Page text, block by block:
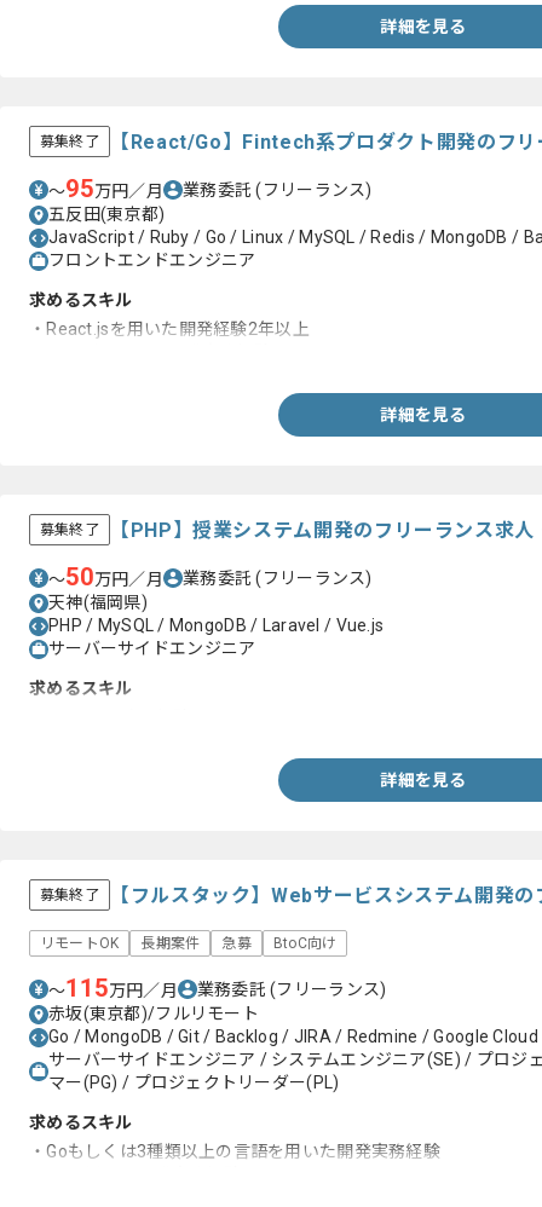
詳細を見る
募集終了 【React/Go】Fintech系プロダクト開発のフ
〜95万円／月 業務委託(フリーランス)
五反田(東京都)
JavaScript / Ruby / Go / Linux / MySQL / Redis / MongoDB /
フロントエンドエンジニア
求めるスキル
・React.jsを用いた開発経験2年以上
詳細を見る
募集終了 【PHP】授業システム開発のフリーランス求人
〜50万円／月 業務委託(フリーランス)
天神(福岡県)
PHP / MySQL / MongoDB / Laravel / Vue.js
サーバーサイドエンジニア
求めるスキル
詳細を見る
募集終了 【フルスタック】Webサービスシステム開発
リモートOK 長期案件 急募 BtoC向け
〜115万円／月 業務委託(フリーランス)
赤坂(東京都)/フルリモート
Go / MongoDB / Git / Backlog / JIRA / Redmine / Google
サーバーサイドエンジニア / システムエンジニア(SE) / プロジ
マー(PG) / プロジェクトリーダー(PL)
求めるスキル
・Goもしくは3種類以上の言語を用いた開発実務経験